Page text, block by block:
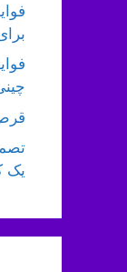
قرص
یک